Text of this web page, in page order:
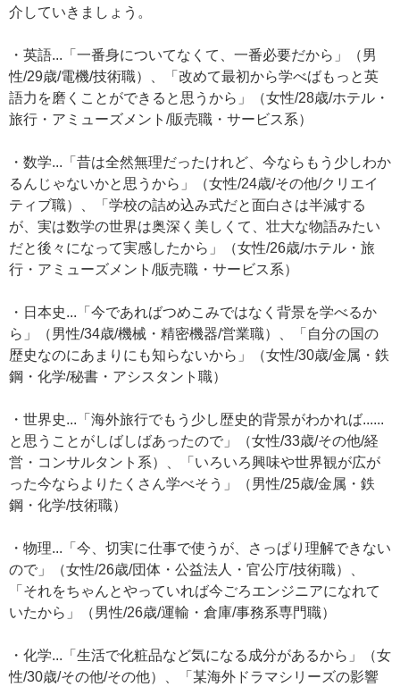
介していきましょう。
・英語...「一番身についてなくて、一番必要だから」（男
性/29歳/電機/技術職）、「改めて最初から学べばもっと英
語力を磨くことができると思うから」（女性/28歳/ホテル・
旅行・アミューズメント/販売職・サービス系）
・数学...「昔は全然無理だったけれど、今ならもう少しわか
るんじゃないかと思うから」（女性/24歳/その他/クリエイ
ティブ職）、「学校の詰め込み式だと面白さは半減する
が、実は数学の世界は奥深く美しくて、壮大な物語みたい
だと後々になって実感したから」（女性/26歳/ホテル・旅
行・アミューズメント/販売職・サービス系）
・日本史...「今であればつめこみではなく背景を学べるか
ら」（男性/34歳/機械・精密機器/営業職）、「自分の国の
歴史なのにあまりにも知らないから」（女性/30歳/金属・鉄
鋼・化学/秘書・アシスタント職）
・世界史...「海外旅行でもう少し歴史的背景がわかれば......
と思うことがしばしばあったので」（女性/33歳/その他/経
営・コンサルタント系）、「いろいろ興味や世界観が広が
った今ならよりたくさん学べそう」（男性/25歳/金属・鉄
鋼・化学/技術職）
・物理...「今、切実に仕事で使うが、さっぱり理解できない
ので」（女性/26歳/団体・公益法人・官公庁/技術職）、
「それをちゃんとやっていれば今ごろエンジニアになれて
いたから」（男性/26歳/運輸・倉庫/事務系専門職）
・化学...「生活で化粧品など気になる成分があるから」（女
性/30歳/その他/その他）、「某海外ドラマシリーズの影響